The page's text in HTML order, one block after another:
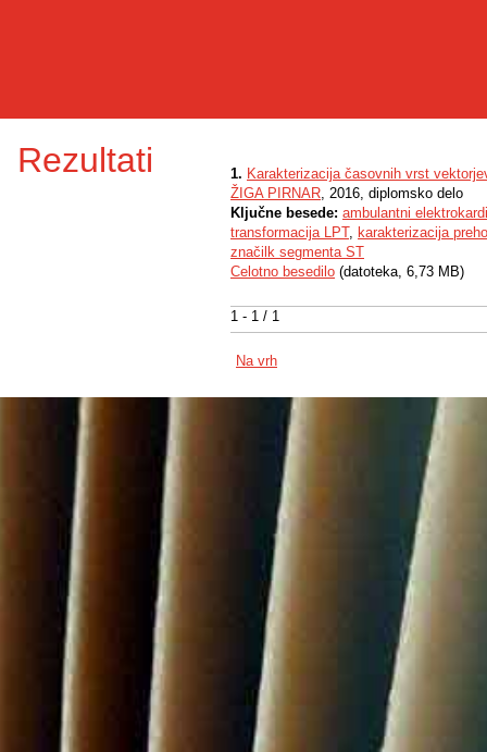
Rezultati
1 - 1 / 1
1. Karakterizacija časovnih vrst
ŽIGA PIRNAR, 2016, diplomsko delo
Ključne besede: ambulantni
transformacija LPT, karakterizacija
značilk segmenta ST
Celotno besedilo (datoteka, 6,73 MB)
Na vrh